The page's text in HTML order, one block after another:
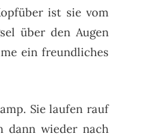
ist sie vom
über den Augen
ein freundliches
Sie laufen rauf
dann wieder nach